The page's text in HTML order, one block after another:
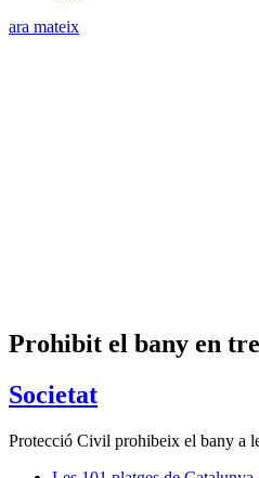
ara mateix
Prohibit el bany en
Societat
Protecció Civil prohibeix el bany a